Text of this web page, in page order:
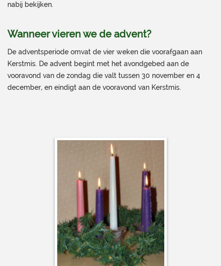
nabij bekijken.
Wanneer vieren we de advent?
De adventsperiode omvat de vier weken die voorafgaan aan
Kerstmis. De advent begint met het avondgebed aan de
vooravond van de zondag die valt tussen 30 november en 4
december, en eindigt aan de vooravond van Kerstmis.